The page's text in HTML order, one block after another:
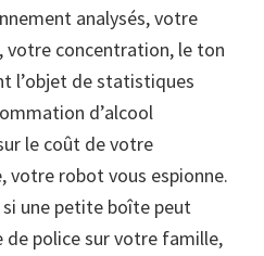
analysés, votre
votre concentration, le ton
l’objet de statistiques
d’alcool
le coût de votre
votre robot vous espionne.
une petite boîte peut
de police sur votre famille,